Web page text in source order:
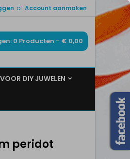
of Account aanmaken
0 Producten - € 0,00
DIY JUWELEN
peridot